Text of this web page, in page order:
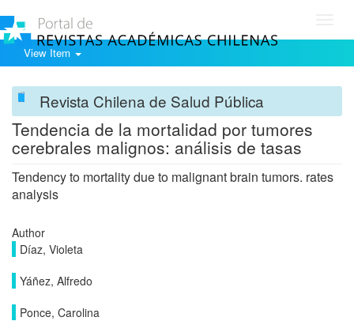
View Item
Revista Chilena de Salud Pública
Tendencia de la mortalidad por tumores
cerebrales malignos: análisis de tasas
Tendency to mortality due to malignant brain tumors. rates
analysis
Author
Díaz, Violeta
Yáñez, Alfredo
Ponce, Carolina